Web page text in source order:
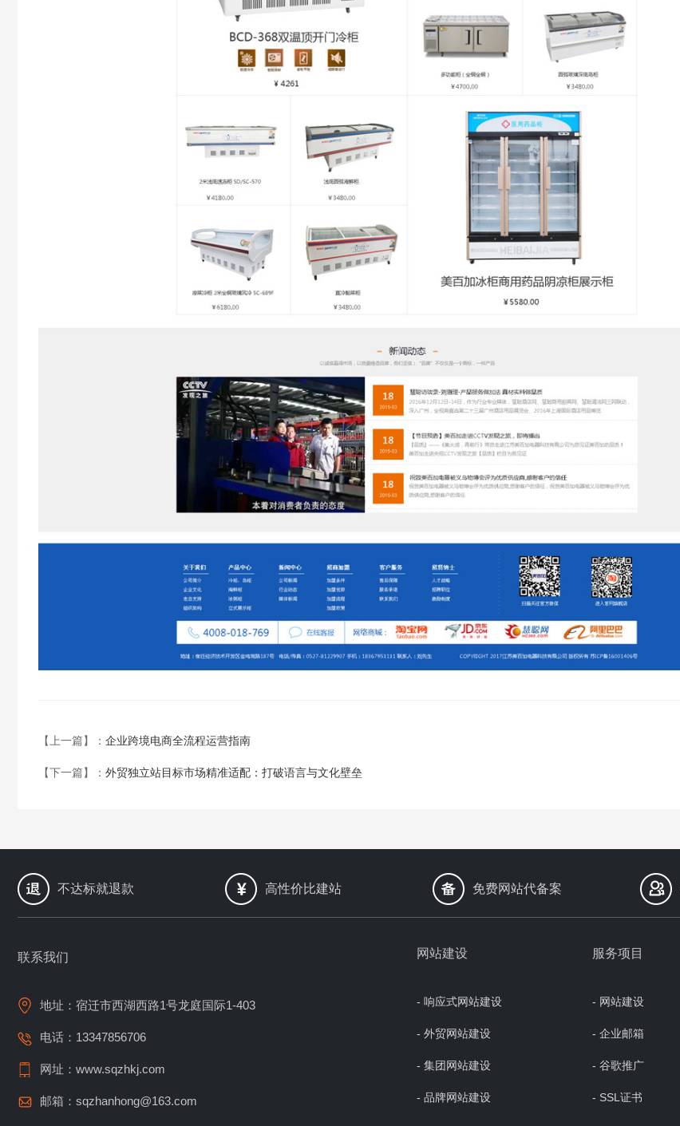
【上一篇】： 企业跨境电商全流程运营指南
【下一篇】： 外贸独立站目标市场精准适配：打破语言与文化壁垒
不达标就退款 高性价比建站 免费网站代备案
联系我们
地址：宿迁市西湖西路1号龙庭国际1-403
电话：13347856706
网址：www.sqzhkj.com
邮箱：sqzhanhong@163.com
网站建设
- 响应式网站建设
- 外贸网站建设
- 集团网站建设
- 品牌网站建设
服务项目
- 网站建设
- 企业邮箱
- 谷歌推广
- SSL证书